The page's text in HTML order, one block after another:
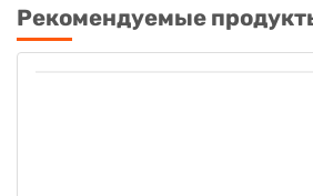
Рекомендуемые